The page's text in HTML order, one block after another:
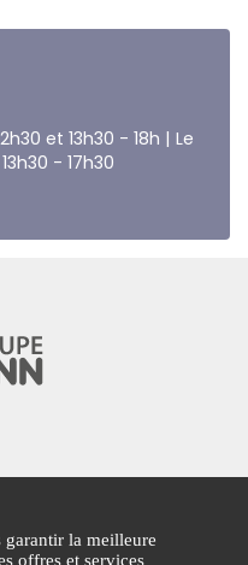
et 13h30 - 18h | Le
- 17h30
la meilleure
offres et services